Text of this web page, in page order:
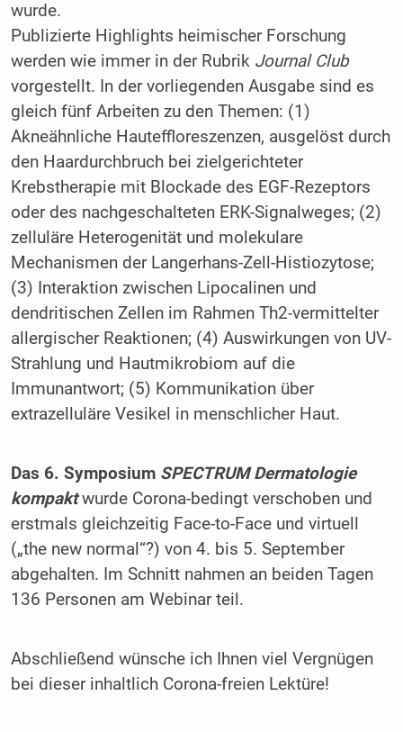
wurde.
Publizierte Highlights heimischer Forschung
werden wie immer in der Rubrik Journal Club
vorgestellt. In der vorliegenden Ausgabe sind es
gleich fünf Arbeiten zu den Themen: (1)
Akneähnliche Hauteffloreszenzen, ausgelöst durch
den Haardurchbruch bei zielgerichteter
Krebstherapie mit Blockade des EGF-Rezeptors
oder des nachgeschalteten ERK-Signalweges; (2)
zelluläre Heterogenität und molekulare
Mechanismen der Langerhans-Zell-Histio­zytose;
(3) Interaktion zwischen Lipocalinen und
dendritischen Zellen im Rahmen Th2-vermittelter
allergischer Reaktionen; (4) Auswirkungen von UV-
Strahlung und Hautmikrobiom auf die
Immunantwort; (5) Kommunikation über
extrazelluläre Vesikel in menschlicher Haut.
Das 6. Symposium SPECTRUM Dermatologie
kompaktwurde Corona-bedingt verschoben und
erstmals gleichzeitig Face-to-Face und virtuell
(„the new normal“?) von 4. bis 5. September
abgehalten. Im Schnitt nahmen an beiden Tagen
136 Personen am Webinar teil.
Abschließend wünsche ich Ihnen viel Vergnügen
bei dieser inhaltlich Corona-freien Lektüre!